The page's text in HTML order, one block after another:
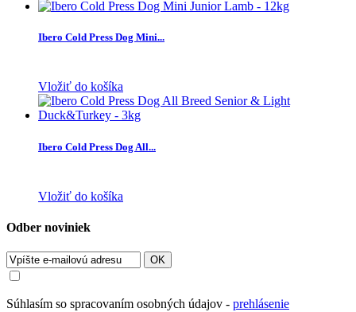
Ibero Cold Press Dog Mini...
Vložiť do košíka
Ibero Cold Press Dog All...
Vložiť do košíka
Odber noviniek
OK
Súhlasím so spracovaním osobných údajov - prehlásenie